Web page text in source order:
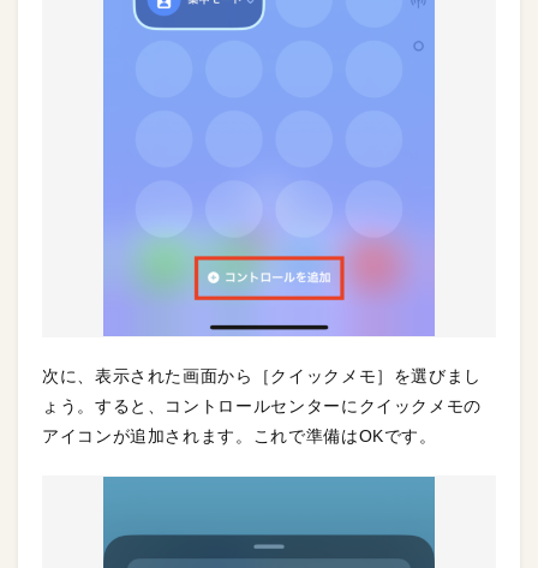
次に、表示された画面から［クイックメモ］を選びまし
ょう。すると、コントロールセンターにクイックメモの
アイコンが追加されます。これで準備はOKです。